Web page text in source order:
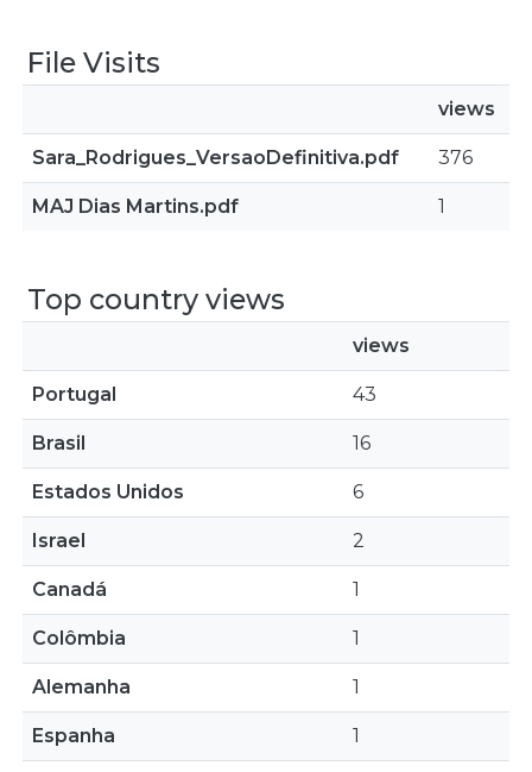
File Visits
views
Sara_Rodrigues_VersaoDefinitiva.pdf 376
MAJ Dias Martins.pdf 1
Top country views
views
Portugal 43
Brasil 16
Estados Unidos 6
Israel 2
Canadá 1
Colômbia 1
Alemanha 1
Espanha 1